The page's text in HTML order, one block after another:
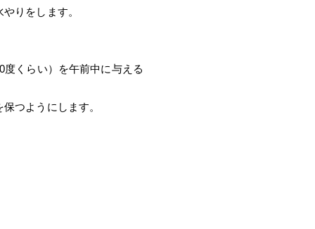
りをします。
くらい）を午前中に与える
つようにします。